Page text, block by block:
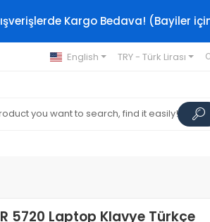
Kargo Bedava! (Bayiler
English TRY - Türk Lirası
5720 Laptop Klavye Türkçe